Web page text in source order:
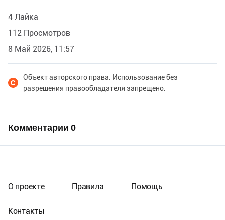
4 Лайка
112 Просмотров
8 Май 2026, 11:57
Объект авторского права. Использование без
разрешения правообладателя запрещено.
Комментарии 0
О проекте Правила Помощь
Контакты